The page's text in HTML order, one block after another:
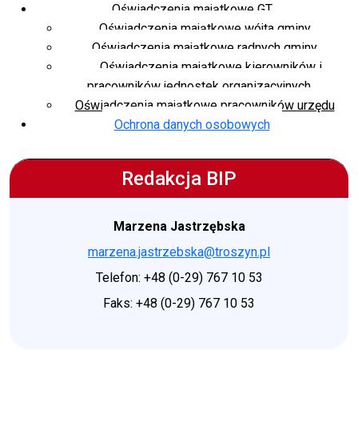
Oświadczenia majątkowe GT
Oświadczenia majątkowe wójta gminy
Oświadczenia majątkowe radnych gminy
Oświadczenia majątkowe kierowników i
pracowników jednostek organizacyjnych
Oświadczenia majątkowe pracowników urzędu
Ochrona danych osobowych
Redakcja BIP
Marzena Jastrzębska
marzena.jastrzebska@troszyn.pl
Telefon: +48 (0-29) 767 10 53
Faks: +48 (0-29) 767 10 53